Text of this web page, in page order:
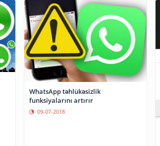
WhatsApp təhlükəsizlik
funksiyalarını artırır
09-07-2018